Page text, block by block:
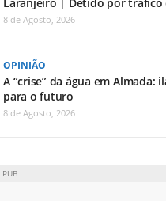
8 de Agosto, 2026
OPINIÃO
A “crise” da água em Almada:
para o futuro
8 de Agosto, 2026
PUB